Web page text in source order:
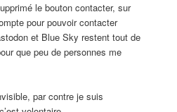
le bouton contacter, sur
pour pouvoir contacter
et Blue Sky restent tout de
que peu de personnes me
par contre je suis